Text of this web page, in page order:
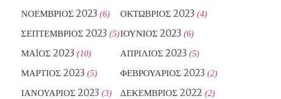
ΝΟΈΜΒΡΙΟΣ 2023 (6) ΟΚΤΏΒΡΙΟΣ 2023 (4)
ΣΕΠΤΈΜΒΡΙΟΣ 2023 (5)ΙΟΎΝΙΟΣ 2023 (6)
ΜΆΙΟΣ 2023 (10) ΑΠΡΊΛΙΟΣ 2023 (5)
ΜΆΡΤΙΟΣ 2023 (5) ΦΕΒΡΟΥΆΡΙΟΣ 2023 (2)
ΙΑΝΟΥΆΡΙΟΣ 2023 (3) ΔΕΚΈΜΒΡΙΟΣ 2022 (2)